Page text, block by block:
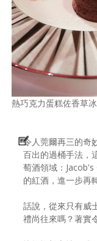
熱巧克力蛋糕佐香草
令人莞爾再三的奇
百出的過桶手法，
萄酒領域：
的紅酒，進一步再
話說，從來只有威
禮尚往來嗎？著實